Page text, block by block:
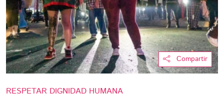
Compartir
RESPETAR DIGNIDAD HUMANA